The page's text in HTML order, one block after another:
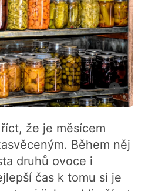
že je měsícem
Během něj
druhů ovoce i
čas k tomu si je